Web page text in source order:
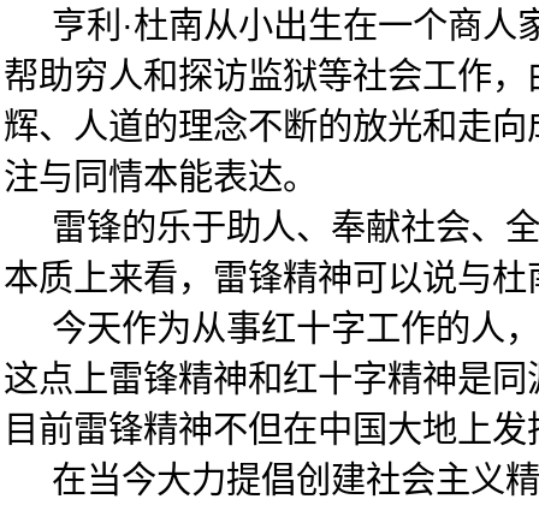
亨利·杜南从小出生在一个商人
帮助穷人和探访监狱等社会工作
辉、人道的理念不断的放光和走
注与同情本能表达。
雷锋的乐于助人、奉献社会、全
本质上来看，雷锋精神可以说与
今天作为从事红十字工作的人，
这点上雷锋精神和红十字精神是同
目前雷锋精神不但在中国大地上
在当今大力提倡创建社会主义精